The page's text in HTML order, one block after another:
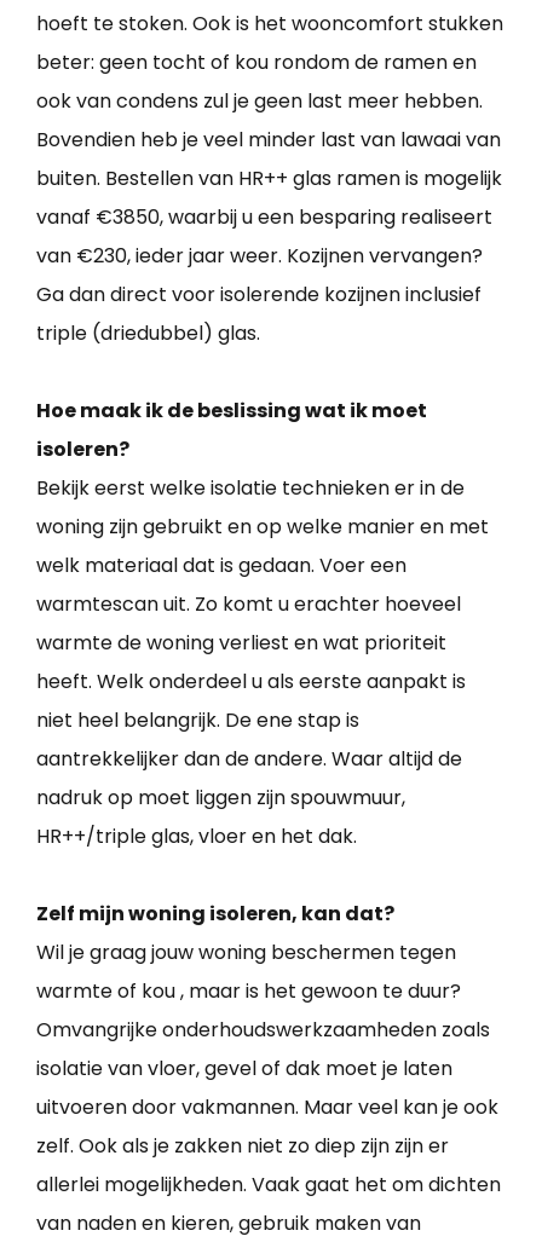
hoeft te stoken. Ook is het wooncomfort stukken
beter: geen tocht of kou rondom de ramen en
ook van condens zul je geen last meer hebben.
Bovendien heb je veel minder last van lawaai van
buiten. Bestellen van HR++ glas ramen is mogelijk
vanaf €3850, waarbij u een besparing realiseert
van €230, ieder jaar weer. Kozijnen vervangen?
Ga dan direct voor isolerende kozijnen inclusief
triple (driedubbel) glas.
Hoe maak ik de beslissing wat ik moet
isoleren?
Bekijk eerst welke isolatie technieken er in de
woning zijn gebruikt en op welke manier en met
welk materiaal dat is gedaan. Voer een
warmtescan uit. Zo komt u erachter hoeveel
warmte de woning verliest en wat prioriteit
heeft. Welk onderdeel u als eerste aanpakt is
niet heel belangrijk. De ene stap is
aantrekkelijker dan de andere. Waar altijd de
nadruk op moet liggen zijn spouwmuur,
HR++/triple glas, vloer en het dak.
Zelf mijn woning isoleren, kan dat?
Wil je graag jouw woning beschermen tegen
warmte of kou , maar is het gewoon te duur?
Omvangrijke onderhoudswerkzaamheden zoals
isolatie van vloer, gevel of dak moet je laten
uitvoeren door vakmannen. Maar veel kan je ook
zelf. Ook als je zakken niet zo diep zijn zijn er
allerlei mogelijkheden. Vaak gaat het om dichten
van naden en kieren, gebruik maken van